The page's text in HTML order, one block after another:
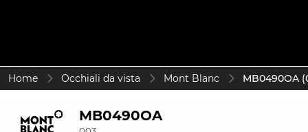
Home Occhiali da vista Mont Blanc MB0490OA
MB0490OA